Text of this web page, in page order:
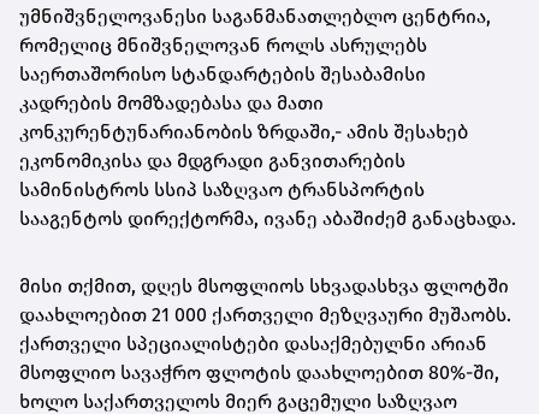
უმნიშვნელოვანესი საგანმანათლებლო ცენტრია,
რომელიც მნიშვნელოვან როლს ასრულებს
საერთაშორისო სტანდარტების შესაბამისი
კადრების მომზადებასა და მათი
კონკურენტუნარიანობის ზრდაში,- ამის შესახებ
ეკონომიკისა და მდგრადი განვითარების
სამინისტროს სსიპ საზღვაო ტრანსპორტის
სააგენტოს დირექტორმა, ივანე აბაშიძემ განაცხადა.
მისი თქმით, დღეს მსოფლიოს სხვადასხვა ფლოტში
დაახლოებით 21 000 ქართველი მეზღვაური მუშაობს.
ქართველი სპეციალისტები დასაქმებულნი არიან
მსოფლიო სავაჭრო ფლოტის დაახლოებით 80%-ში,
ხოლო საქართველოს მიერ გაცემული საზღვაო